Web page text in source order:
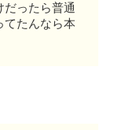
ったら普通
てたんなら本